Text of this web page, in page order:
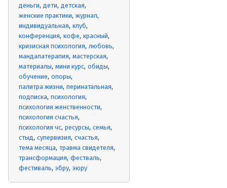
деньги дети детская
женские практики журнал
индивидуальная клуб
конференция кофе красный
кризисная психология любовь
мандалатерапия мастерская
материалы мини курс обиды
обучение опоры
палитра жизни перинатальная
подписка психология
психология женственности
психология счастья
психология чс ресурсы семья
стыд супервизия счастья
тема месяца травма свидетеля
трансформация фестваль
фестиваль эбру эюру